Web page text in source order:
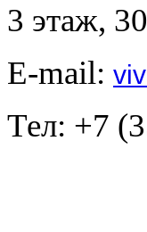
3 этаж,
E-mail:
Тел: +7